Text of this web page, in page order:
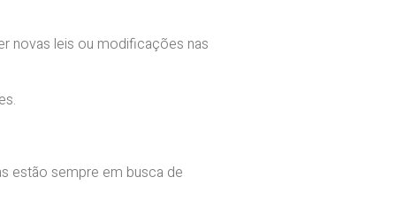
novas leis ou modificações nas
estão sempre em busca de